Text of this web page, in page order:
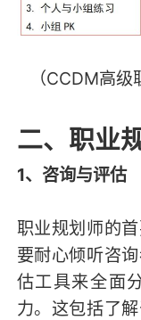
（CCDM高
二、职业
1、咨询与评估
职业规划师的
要耐心倾听咨
估工具来全面
力。这包括了